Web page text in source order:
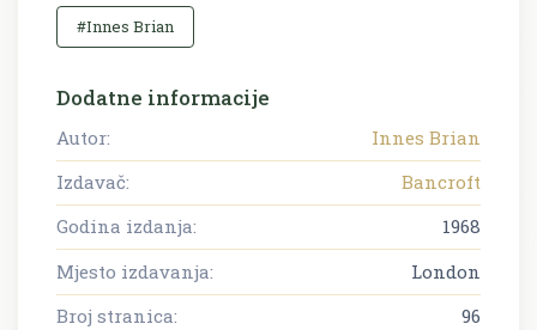
#Innes Brian
Dodatne informacije
Autor:
Innes Brian
Izdavač:
Bancroft
Godina izdanja:
1968
Mjesto izdavanja:
London
Broj stranica:
96